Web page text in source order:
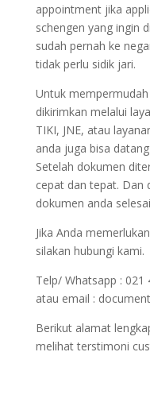
appointment jika
schengen yang ingin
sudah pernah ke
tidak perlu sidik jari.
Untuk
dikirimkan melalui
TIKI, JNE, atau
anda juga bisa
Setelah dokumen
cepat dan tepat. Dan
dokumen anda
Jika Anda
silakan hubungi kami.
Telp/ Whatsapp : 021
atau email :
Berikut alamat
melihat terstimoni